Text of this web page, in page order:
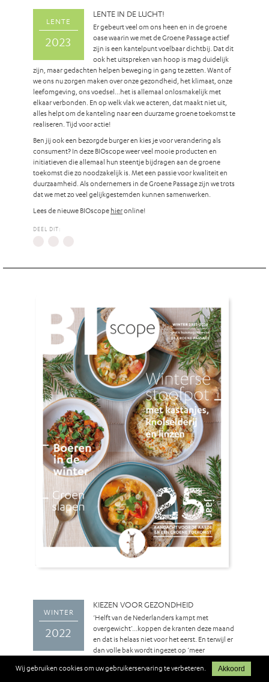
LENTE
2023
LENTE IN DE LUCHT!
Er gebeurt veel om ons heen en in de groene
oase waarin we met de Groene Passage actief
zijn is een kantelpunt voelbaar dichtbij. Dat dit
ook het uitspreken van hoop is mag duidelijk
zijn, maar gedachten helpen beweging in gang te zetten. Want of
we ons nu zorgen maken over onze gezondheid, het klimaat, onze
leefomgeving, ons voedsel…het is allemaal onlosmakelijk met
elkaar verbonden. En op welk vlak we acteren, dat maakt niet uit,
alles helpt om de kanteling naar een duurzame groene toekomst te
realiseren. Tijd voor actie!
Ben jij ook een bezorgde burger en kies je voor verandering als
consument? In deze BIOscope weer veel mooie producten en
initiatieven die allemaal hun steentje bijdragen aan de groene
toekomst die zo noodzakelijk is. Met een passie voor kwaliteit en
duurzaamheid. Als ondernemers in de Groene Passage zijn we trots
dat we met zo veel gelijkgestemden kunnen samenwerken.
Lees de nieuwe BIOscopehieronline!
DEEL DIT:
WINTER
2022
KIEZEN VOOR GEZONDHEID
‘Helft van de Nederlanders kampt met
overgewicht’…koppen de kranten deze maand
en dat is helaas niet voor het eerst. En terwijl er
dan volle bak wordt ingezet op ‘meer
bewegen’, vergeten we te vaak dat daarnaast juist voeding een
belangrijke sleutel is. Het is zoeken naar balans. En het is vooral
Wij gebruiken cookies om uw gebruikerservaring te verbeteren. Akkoord